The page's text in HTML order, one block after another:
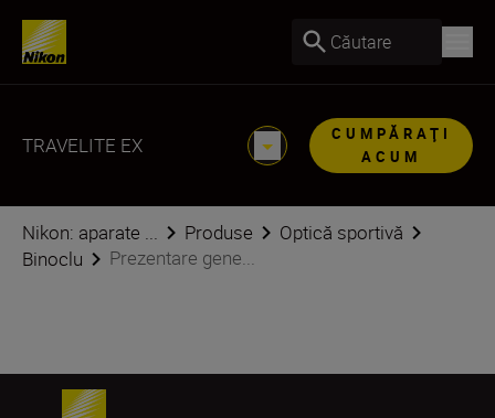
Căutare
TRAVELITE EX
CUMPĂRAŢI
ACUM
Nikon: aparate ... Produse
Optică sportivă
Binoclu
Prezentare gene...